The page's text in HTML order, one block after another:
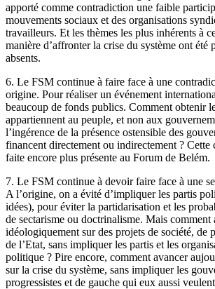
apporté comme contradiction une faible
mouvements sociaux et des organisations
travailleurs. Et les thèmes les plus inhérents à
manière d’affronter la crise du système ont été
absents.
6. Le FSM continue à faire face à une
origine. Pour réaliser un événement
beaucoup de fonds publics. Comment obtenir
appartiennent au peuple, et non aux
l’ingérence de la présence ostensible des
financent directement ou indirectement ? Cette
faite encore plus présente au Forum de Belém.
7. Le FSM continue à devoir faire face à une
A l’origine, on a évité d’impliquer les partis
idées), pour éviter la partidarisation et les
de sectarisme ou doctrinalisme. Mais comment
idéologiquement sur des projets de société, de
de l’Etat, sans impliquer les partis et les
politique ? Pire encore, comment avancer
sur la crise du système, sans impliquer les
progressistes et de gauche qui eux aussi